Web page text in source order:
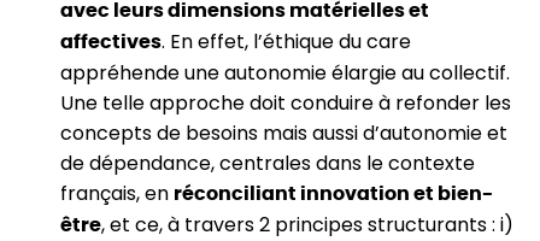
avec leurs dimensions matérielles et
affectives. En effet, l’éthique du care
appréhende une autonomie élargie au collectif.
Une telle approche doit conduire à refonder les
concepts de besoins mais aussi d’autonomie et
de dépendance, centrales dans le contexte
français, en réconciliant innovation et bien-
être, et ce, à travers 2 principes structurants : i)